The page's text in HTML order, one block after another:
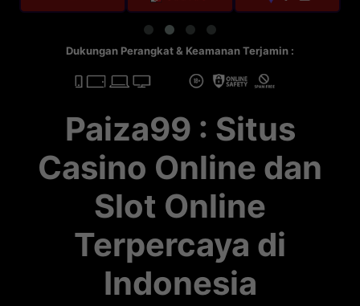
Dukungan Perangkat & Keamanan Terjamin :
Paiza99 : Situs
Casino Online dan
Slot Online
Terpercaya di
Indonesia